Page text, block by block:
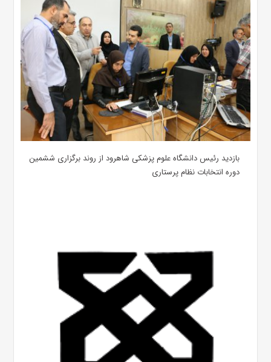
بازدید رئیس دانشگاه علوم پزشکی شاهرود از روند برگزاری ششمین
دوره انتخابات نظام پرستاری